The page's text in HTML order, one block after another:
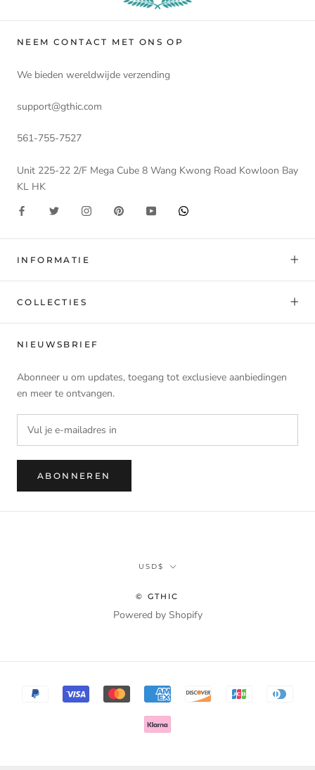
NEEM CONTACT MET ONS OP
We bieden wereldwijde verzending
support@gthic.com
561-755-7527
Unit 225-22 2/F Mega Cube 8 Wang Kwong Road Kowloon Bay
KL HK
INFORMATIE
COLLECTIES
NIEUWSBRIEF
Abonneer u om updates, toegang tot exclusieve aanbiedingen
en meer te ontvangen.
ABONNEREN
Munteenheid
USD$
© GTHIC
Powered by Shopify